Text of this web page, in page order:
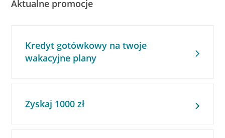
Aktualne promocje
Kredyt gotówkowy na twoje
wakacyjne plany
Zyskaj 1000 zł